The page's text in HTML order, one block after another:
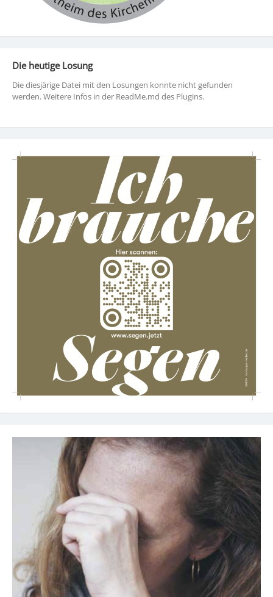
Die heutige Losung
Die diesjärige Datei mit den Losungen konnte nicht gefunden
werden. Weitere Infos in der ReadMe.md des Plugins.